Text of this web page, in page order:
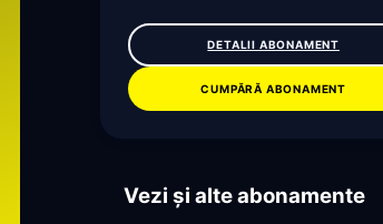
DETALII ABONAMENT
CUMPĂRĂ ABONAMENT
Vezi și alte abonamente